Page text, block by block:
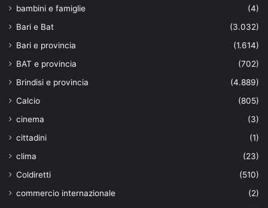
bambini e famiglie
(4)
Bari e Bat
(3.032)
Bari e provincia
(1.614)
BAT e provincia
(702)
Brindisi e provincia
(4.889)
Calcio
(805)
cinema
(3)
cittadini
(1)
clima
(23)
Coldiretti
(510)
commercio internazionale
(2)